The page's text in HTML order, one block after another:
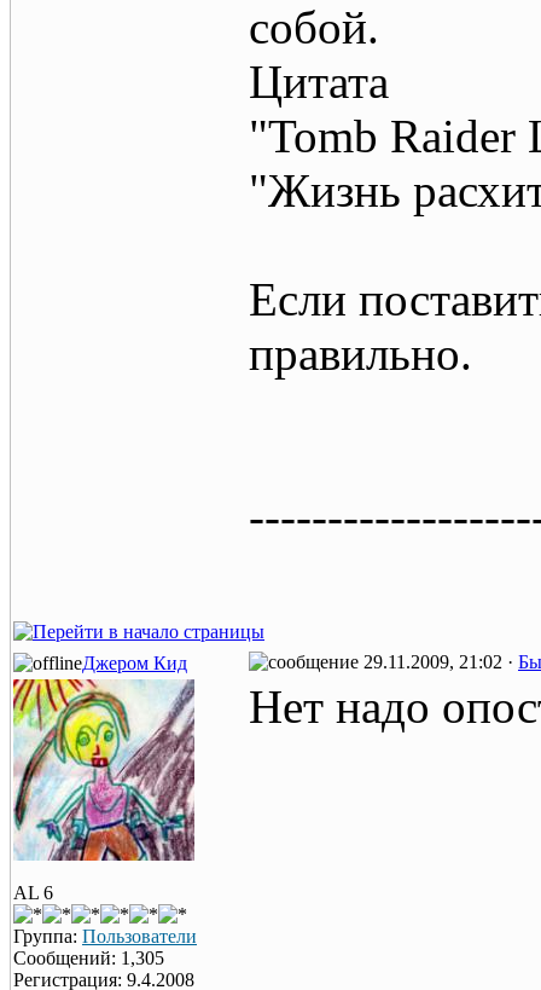
собой.
Цитата
"Tomb Raider
"Жизнь
Если
правильно.
Джером Кид 29.11.2009, 21:02 ·
AL 6
Группа: Пользователи
Сообщений: 1,305
Регистрация: 9.4.2008
Нет надо